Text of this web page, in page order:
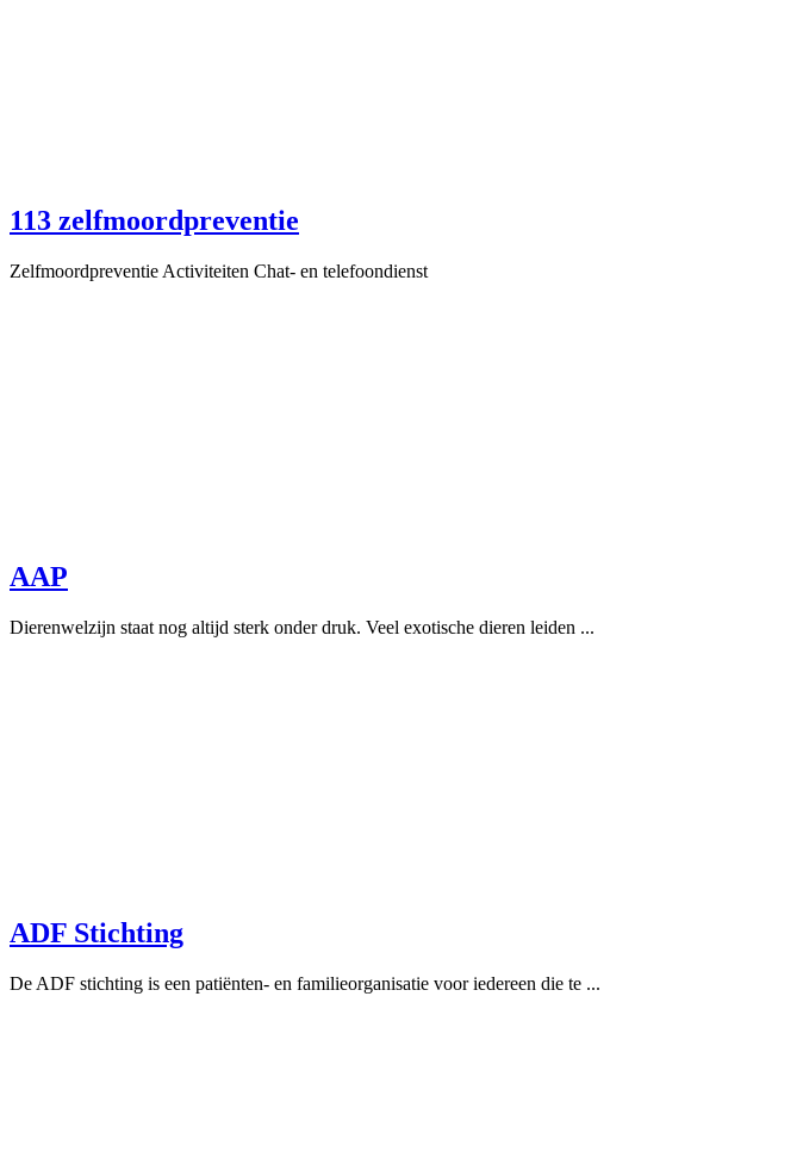
113 zelfmoordpreventie
Zelfmoordpreventie Activiteiten Chat- en telefoondienst
AAP
Dierenwelzijn staat nog altijd sterk onder druk. Veel exotische dieren leiden ...
ADF Stichting
De ADF stichting is een patiënten- en familieorganisatie voor iedereen die te ...